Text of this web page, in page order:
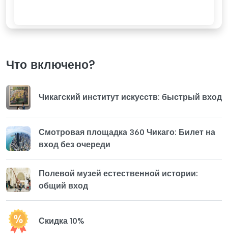
Что включено?
Чикагский институт искусств: быстрый вход
Смотровая площадка 360 Чикаго: Билет на
вход без очереди
Полевой музей естественной истории:
общий вход
Скидка 10%